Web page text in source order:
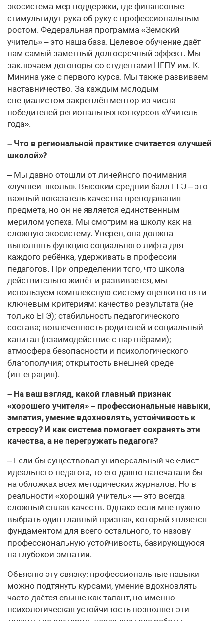
экосистема мер поддержки, где финансовые
стимулы идут рука об руку с профессиональным
ростом. Федеральная программа «Земский
учитель» – это наша база. Целевое обучение даёт
нам самый заметный долгосрочный эффект. Мы
заключаем договоры со студентами НГПУ им. К.
Минина уже с первого курса. Мы также развиваем
наставничество. За каждым молодым
специалистом закреплён ментор из числа
победителей региональных конкурсов «Учитель
года».
– Что в региональной практике считается «лучшей
школой»?
– Мы давно отошли от линейного понимания
«лучшей школы». Высокий средний балл ЕГЭ – это
важный показатель качества преподавания
предмета, но он не является единственным
мерилом успеха. Мы смотрим на школу как на
сложную экосистему. Уверен, она должна
выполнять функцию социального лифта для
каждого ребёнка, удерживать в профессии
педагогов. При определении того, что школа
действительно живёт и развивается, мы
используем комплексную систему оценки по пяти
ключевым критериям: качество результата (не
только ЕГЭ); стабильность педагогического
состава; вовлеченность родителей и социальный
капитал (взаимодействие с партнёрами);
атмосфера безопасности и психологического
благополучия; открытость внешней среде
(интеграция).
– На ваш взгляд, какой главный признак
«хорошего учителя» – профессиональные навыки,
эмпатия, умение вдохновлять, устойчивость к
стрессу? И как система помогает сохранять эти
качества, а не перегружать педагога?
– Если бы существовал универсальный чек-лист
идеального педагога, то его давно напечатали бы
на обложках всех методических журналов. Но в
реальности «хороший учитель» — это всегда
сложный сплав качеств. Однако если мне нужно
выбрать один главный признак, который является
фундаментом для всего остального, то назову
профессиональную устойчивость, базирующуюся
на глубокой эмпатии.
Объясню эту связку: профессиональные навыки
можно подтянуть курсами, умение вдохновлять
часто даётся свыше как талант, но именно
психологическая устойчивость позволяет эти